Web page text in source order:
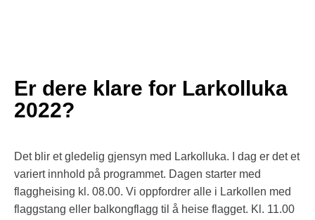
Er dere klare for Larkolluka
2022?
Det blir et gledelig gjensyn med Larkolluka. I dag er det et
variert innhold på programmet. Dagen starter med
flaggheising kl. 08.00. Vi oppfordrer alle i Larkollen med
flaggstang eller balkongflagg til å heise flagget. Kl. 11.00